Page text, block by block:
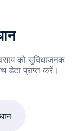
को सुविधाजनक
डेटा प्राप्त करें।